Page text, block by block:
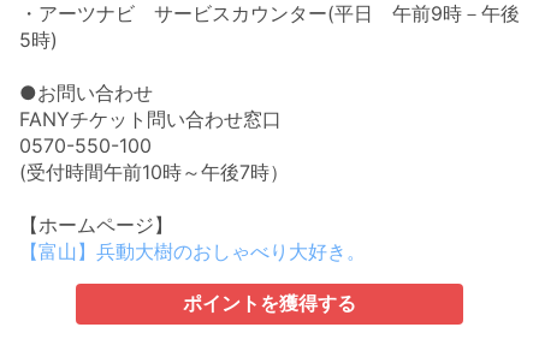
・アーツナビ サービスカウンター(平日 午前9時－午後
5時)
●お問い合わせ
FANYチケット問い合わせ窓口
0570-550-100
(受付時間午前10時～午後7時）
【ホームページ】
【富山】兵動大樹のおしゃべり大好き。
ポイントを獲得する